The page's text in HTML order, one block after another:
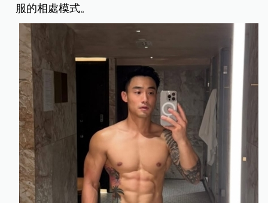
服的相處模式。